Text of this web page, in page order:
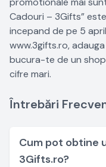
Cadouri – 3Gifts”
incepand de pe 5
www.3gifts.ro,
bucura-te de un
cifre mari.
Întrebări
Cum pot obtine
3Gifts.ro?